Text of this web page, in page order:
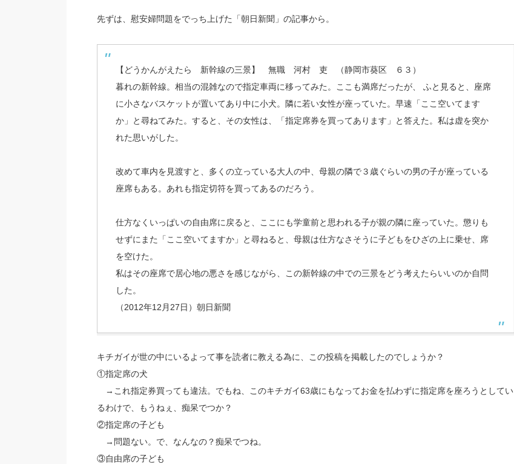
先ずは、慰安婦問題をでっち上げた「朝日新聞」の記事から。
【どうかんがえたら 新幹線の三景】 無職 河村 吏 （静岡市葵区 ６３）
暮れの新幹線。相当の混雑なので指定車両に移ってみた。ここも満席だったが、 ふと見ると、座席
に小さなバスケットが置いてあり中に小犬。隣に若い女性が座っていた。早速「ここ空いてます
か」と尋ねてみた。すると、その女性は、「指定席券を買ってあります」と答えた。私は虚を突か
れた思いがした。
改めて車内を見渡すと、多くの立っている大人の中、母親の隣で３歳ぐらいの男の子が座っている
座席もある。あれも指定切符を買ってあるのだろう。
仕方なくいっぱいの自由席に戻ると、ここにも学童前と思われる子が親の隣に座っていた。懲りも
せずにまた「ここ空いてますか」と尋ねると、母親は仕方なさそうに子どもをひざの上に乗せ、席
を空けた。
私はその座席で居心地の悪さを感じながら、この新幹線の中での三景をどう考えたらいいのか自問
した。
（2012年12月27日）朝日新聞
キチガイが世の中にいるよって事を読者に教える為に、この投稿を掲載したのでしょうか？
①指定席の犬
→これ指定券買っても違法。でもね、このキチガイ63歳にもなってお金を払わずに指定席を座ろうとしてい
るわけで、もうねぇ、痴呆でつか？
②指定席の子ども
→問題ない。で、なんなの？痴呆でつね。
③自由席の子ども